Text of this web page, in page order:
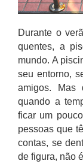
Durante o
quentes, a
mundo. A
seu entorno,
amigos. Mas
quando a
ficar um
pessoas que
contas, se
de figura, não